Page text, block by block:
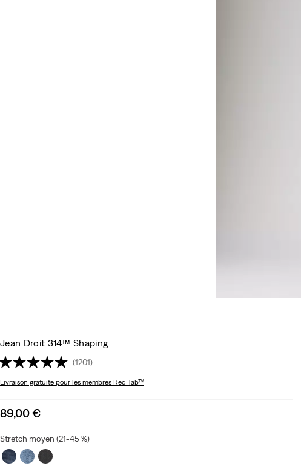
Jean Droit 314™ Shaping
(1201)
Livraison gratuite pour les membres Red Tab™
Sale
is
89,00 €
Stretch moyen (21-45 %)